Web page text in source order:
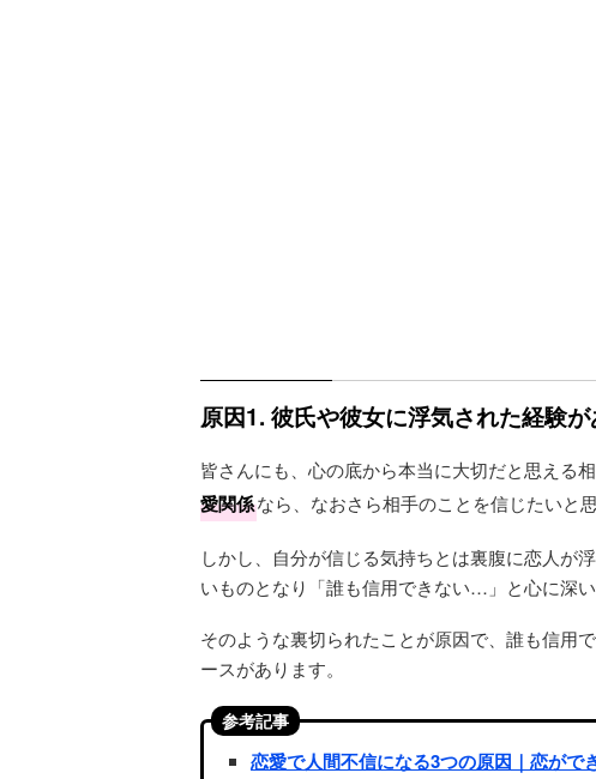
原因1. 彼氏や彼女に浮気された経験が
皆さんにも、心の底から本当に大切だと思える
愛関係なら、なおさら相手のことを信じたいと思
しかし、自分が信じる気持ちとは裏腹に恋人が
いものとなり「誰も信用できない…」と心に深い
そのような裏切られたことが原因で、誰も信用
ースがあります。
参考記事
恋愛で人間不信になる3つの原因｜恋がで